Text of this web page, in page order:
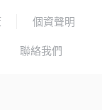
個資聲明
聯絡我們